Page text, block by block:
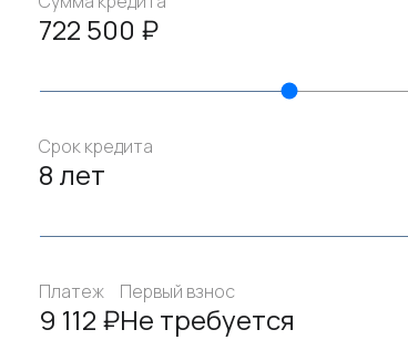
722 500 ₽
Срок кредита
8 лет
Платеж
9 112 ₽
Первый взнос
Не требуется